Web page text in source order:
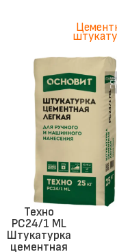
Техно
PC24/1 ML
Штукатурка
цементная